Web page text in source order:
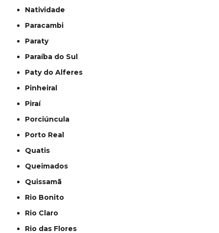
Natividade
Paracambi
Paraty
Paraíba do Sul
Paty do Alferes
Pinheiral
Piraí
Porciúncula
Porto Real
Quatis
Queimados
Quissamã
Rio Bonito
Rio Claro
Rio das Flores